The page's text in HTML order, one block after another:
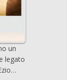
un
legato